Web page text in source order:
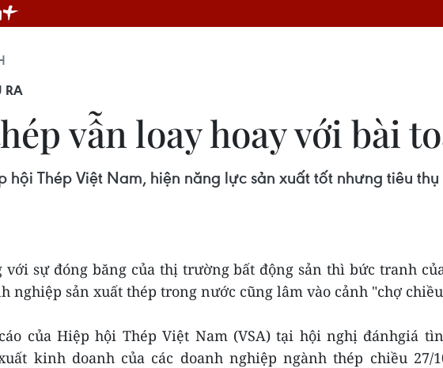
RA
vẫn loay hoay với bài
hội Thép Việt Nam, hiện năng lực sản xuất tốt nhưng tiêu
với sự đóng băng của thị trường bất động sản thì bức tranh
nghiệp sản xuất thép trong nước cũng lâm vào cảnh "chợ
của Hiệp hội Thép Việt Nam (VSA) tại hội nghị đánhgiá
kinh doanh của các doanh nghiệp ngành thép chiều 27/